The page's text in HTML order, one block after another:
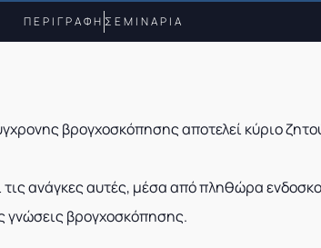
ΠΕΡΙΓΡΑΦΗ ΣΕΜΙΝΑΡΙΑ
βρογχοσκόπησης αποτελεί κύριο
ανάγκες αυτές, μέσα από πληθώρα
γνώσεις βρογχοσκόπησης.